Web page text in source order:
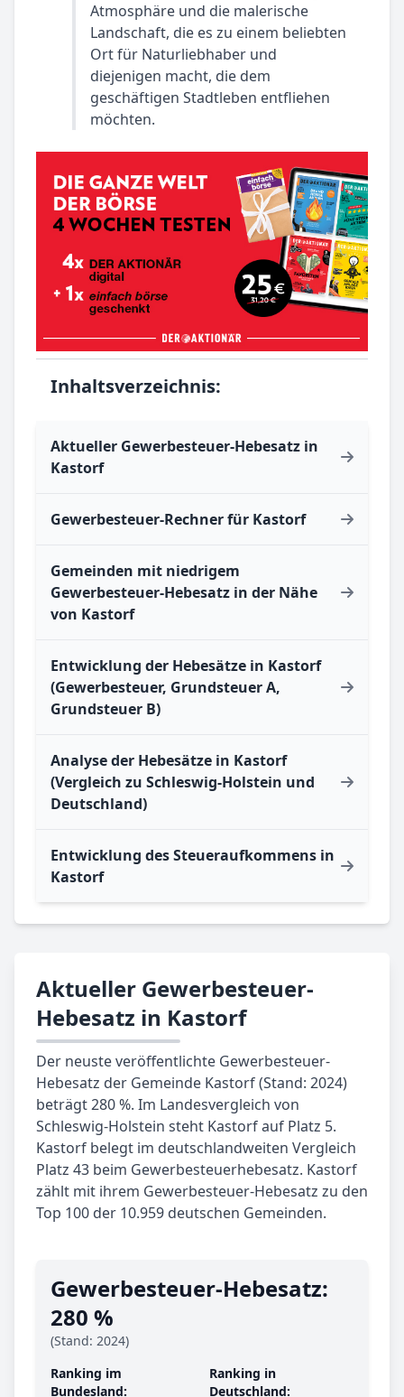
Atmosphäre und die malerische
Landschaft, die es zu einem beliebten
Ort für Naturliebhaber und
diejenigen macht, die dem
geschäftigen Stadtleben entfliehen
möchten.
Inhaltsverzeichnis:
Aktueller Gewerbesteuer-Hebesatz in
Kastorf
Gewerbesteuer-Rechner für Kastorf
Gemeinden mit niedrigem
Gewerbesteuer-Hebesatz in der Nähe
von Kastorf
Entwicklung der Hebesätze in Kastorf
(Gewerbesteuer, Grundsteuer A,
Grundsteuer B)
Analyse der Hebesätze in Kastorf
(Vergleich zu Schleswig-Holstein und
Deutschland)
Entwicklung des Steueraufkommens in
Kastorf
Aktueller Gewerbesteuer-
Hebesatz in Kastorf
Der neuste veröffentlichte Gewerbesteuer-
Hebesatz der Gemeinde Kastorf (Stand: 2024)
beträgt 280 %. Im Landesvergleich von
Schleswig-Holstein steht Kastorf auf Platz 5.
Kastorf belegt im deutschlandweiten Vergleich
Platz 43 beim Gewerbesteuerhebesatz. Kastorf
zählt mit ihrem Gewerbesteuer-Hebesatz zu den
Top 100 der 10.959 deutschen Gemeinden.
Gewerbe­steuer-Hebe­satz:
280 %
(Stand: 2024)
Ranking im
Bundesland:
Ranking in
Deutschland: